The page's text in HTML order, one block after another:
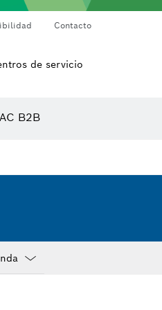
Contacto
de servicio
AC B2B